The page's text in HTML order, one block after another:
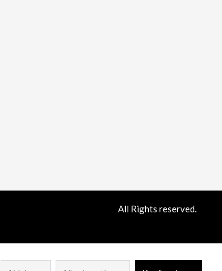
All Rights reserved.